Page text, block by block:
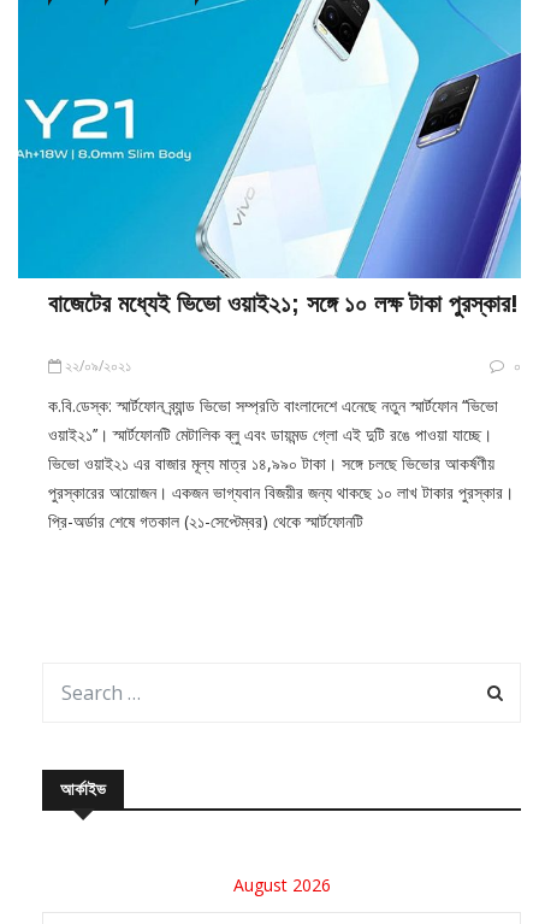
বাজেটের মধ্যেই ভিভো ওয়াই২১; সঙ্গে ১০ লক্ষ টাকা পুরস্কার!
২২/০৯/২০২১ ০
ক.বি.ডেস্ক: স্মার্টফোন ব্র্যান্ড ভিভো সম্প্রতি বাংলাদেশে এনেছে নতুন স্মার্টফোন ‘‘ভিভো
ওয়াই২১’’। স্মার্টফোনটি মেটালিক ব্লু এবং ডায়মন্ড গ্লো এই দুটি রঙে পাওয়া যাচ্ছে।
ভিভো ওয়াই২১ এর বাজার মূল্য মাত্র ১৪,৯৯০ টাকা। সঙ্গে চলছে ভিভোর আকর্ষণীয়
পুরস্কারের আয়োজন। একজন ভাগ্যবান বিজয়ীর জন্য থাকছে ১০ লাখ টাকার পুরস্কার।
প্রি-অর্ডার শেষে গতকাল (২১-সেপ্টেম্বর) থেকে স্মার্টফোনটি
আর্কাইভ
August 2026